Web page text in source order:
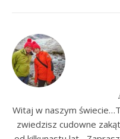
Witaj w naszym
zwiedzisz cudowne